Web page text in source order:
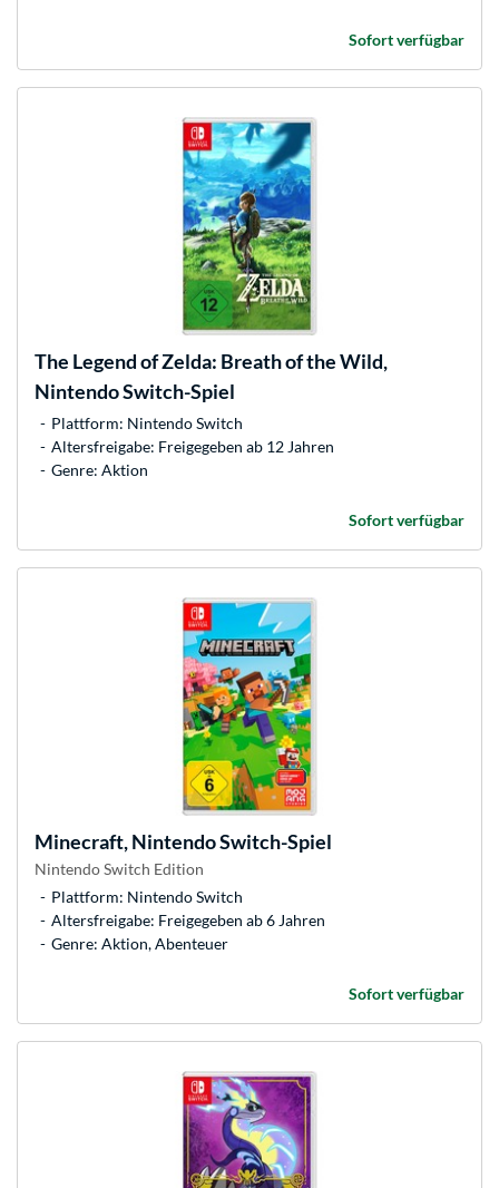
Sofort verfügbar
The Legend of Zelda: Breath of the Wild,
Nintendo Switch-Spiel
Plattform: Nintendo Switch
Altersfreigabe: Freigegeben ab 12 Jahren
Genre: Aktion
Sofort verfügbar
Minecraft, Nintendo Switch-Spiel
Nintendo Switch Edition
Plattform: Nintendo Switch
Altersfreigabe: Freigegeben ab 6 Jahren
Genre: Aktion, Abenteuer
Sofort verfügbar